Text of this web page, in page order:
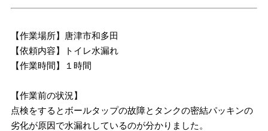
【作業場所】唐津市和多田
【依頼内容】トイレ水漏れ
【作業時間】１時間
【作業前の状況】
点検をするとボールタップの故障とタンクの密結パッキンの
劣化が原因で水漏れしているのが分かりました。